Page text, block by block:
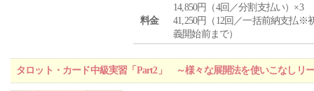
料金
14,850円（4回／分割支払い）×3
41,250円（12回／一括前納支払※
義開始前まで）
タロット・カード中級実習「Part2」 ～様々な展開法を使いこなしリ